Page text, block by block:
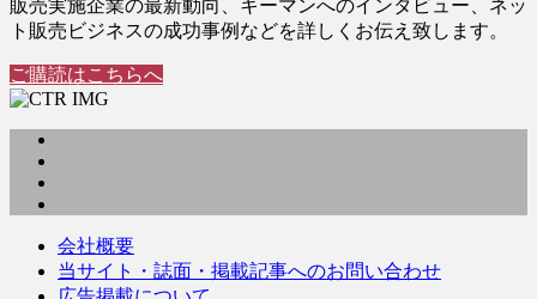
販売実施企業の最新動向、キーマンへのインタビュー、ネッ
ト販売ビジネスの成功事例などを詳しくお伝え致します。
ご購読はこちらへ
会社概要
当サイト・誌面・掲載記事へのお問い合わせ